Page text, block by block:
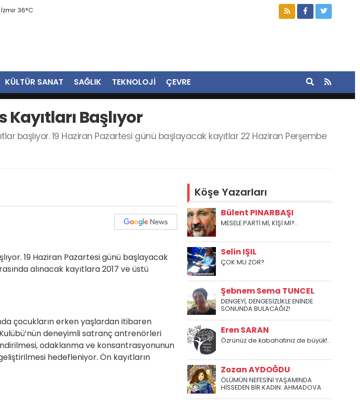
İzmir 36°C
KÜLTÜR SANAT SAĞLIK TEKNOLOJİ ÇEVRE
Başlıyor
başlıyor. 19 Haziran Pazartesi günü başlayacak kayıtlar 22 Haziran Perşembe
19 Haziran Pazartesi günü başlayacak
alınacak kayıtlara 2017 ve üstü
çocukların erken yaşlardan itibaren
deneyimli satranç antrenörleri
odaklanma ve konsantrasyonunun
hedefleniyor. Ön kayıtların
Köşe Yazarları
Bülent PINARBAŞI
MESELE PARTİ Mİ, KİŞİ Mİ?..
Selin IŞIL
ÇOK MU ZOR?
Şebnem Sema TUNCEL
DENGEYİ, DENGESİZLİKLE ENİNDE
SONUNDA BULACAĞIZ!
Eren SARAN
Özrünüz de kabahatiniz de büyük!..
Zozan AYDOĞDU
ÖLÜMÜN NEFESİNİ YAŞAMINDA
HİSSEDEN BİR KADIN: AHMADOVA